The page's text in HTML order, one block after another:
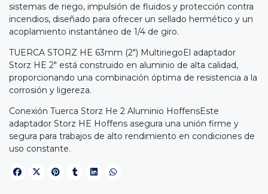
sistemas de riego, impulsión de fluidos y protección contra
incendios, diseñado para ofrecer un sellado hermético y un
acoplamiento instantáneo de 1/4 de giro.
TUERCA STORZ HE 63mm (2") MultiriegoEl adaptador
Storz HE 2" está construido en aluminio de alta calidad,
proporcionando una combinación óptima de resistencia a la
corrosión y ligereza.
Conexión Tuerca Storz He 2 Aluminio HoffensEste
adaptador Storz HE Hoffens asegura una unión firme y
segura para trabajos de alto rendimiento en condiciones de
uso constante.